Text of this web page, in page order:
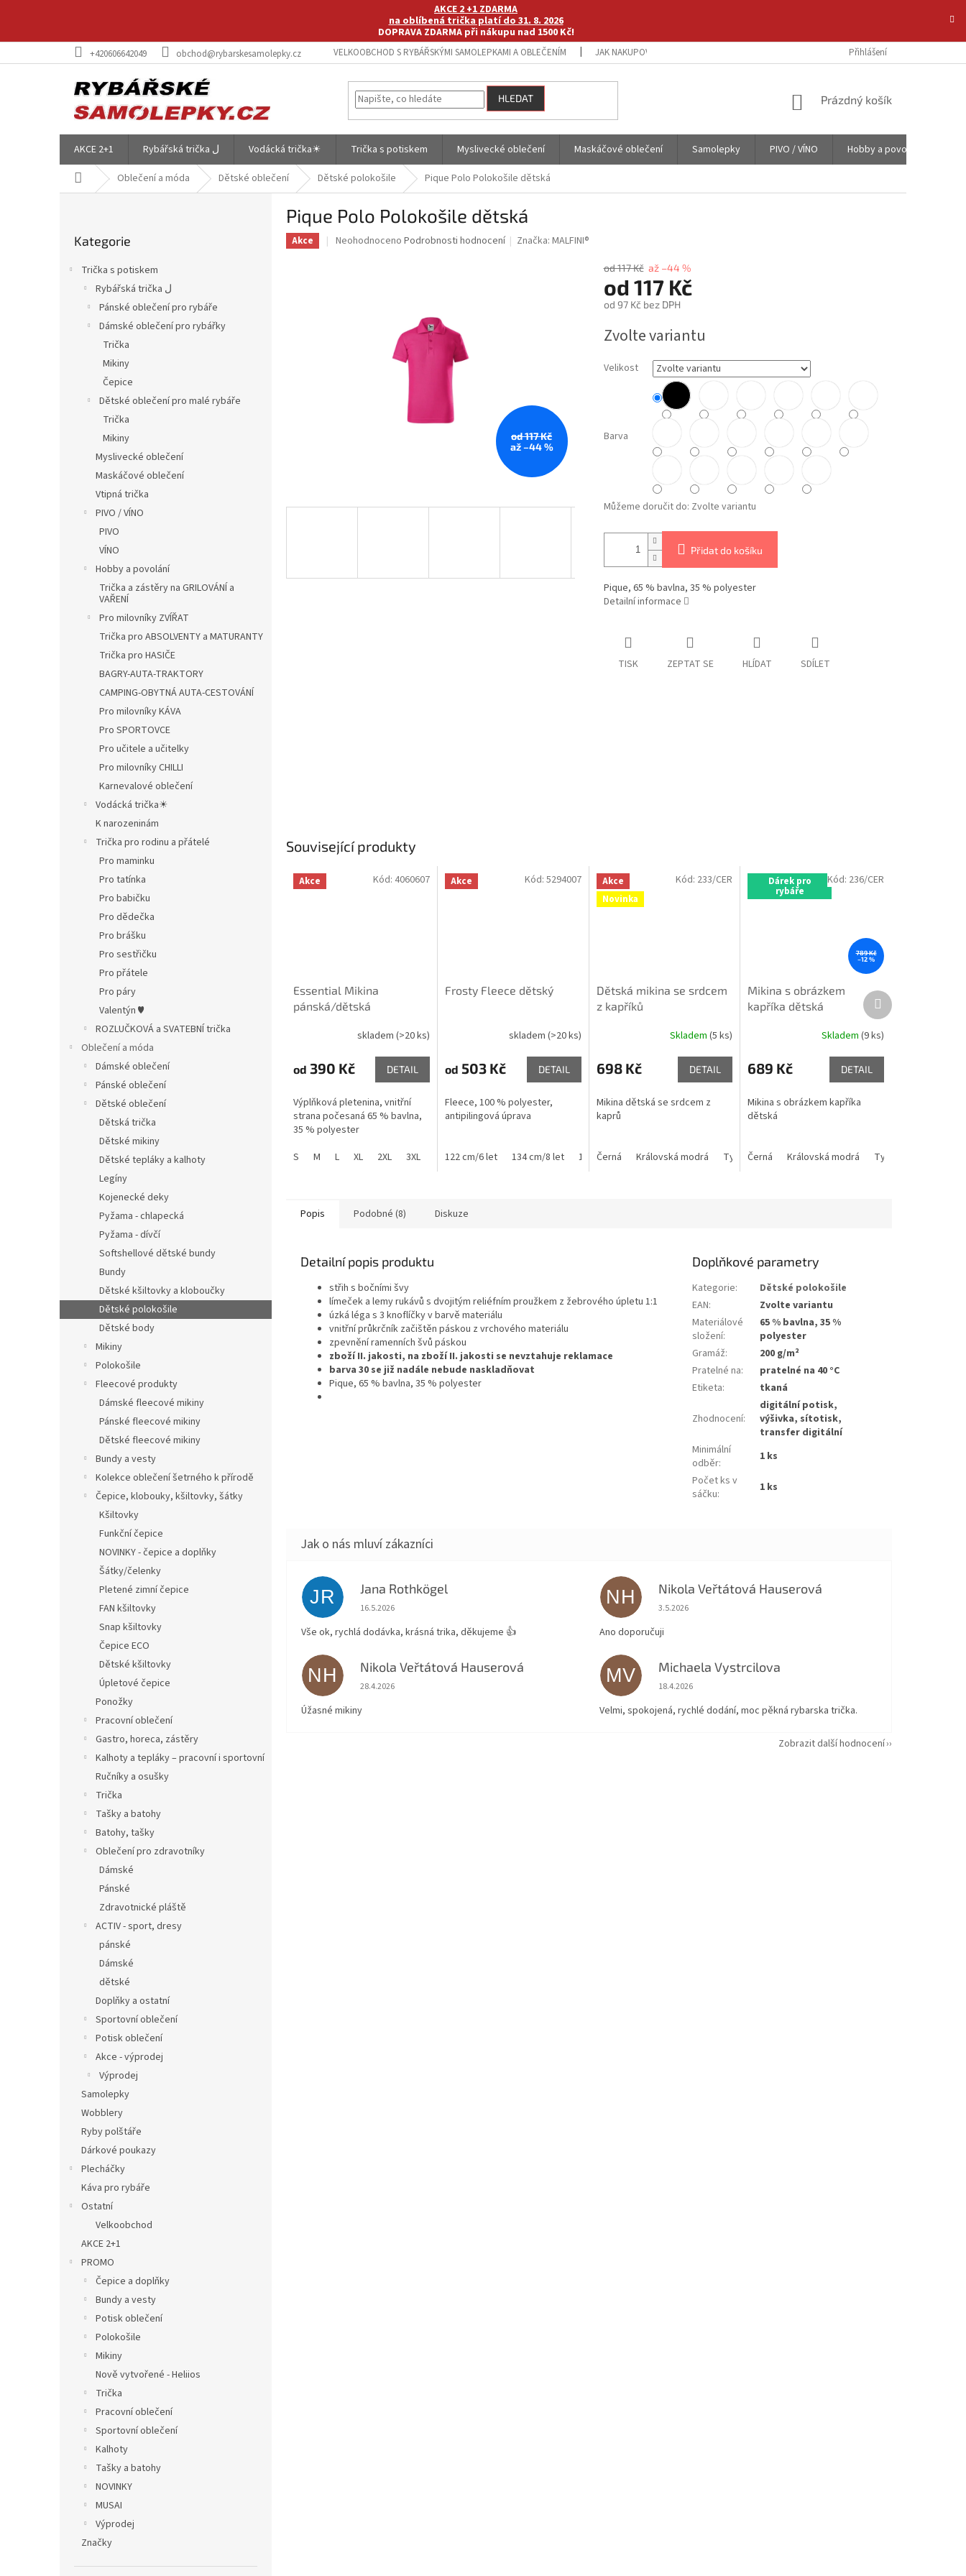
AKCE 2 +1 ZDARMA
na oblíbená trička platí do 31. 8. 2026
DOPRAVA ZDARMA při nákupu nad 1500 Kč!
+420606642049 obchod@rybarskesamolepky.cz VELKOOBCHOD S RYBÁŘSKÝMI SAMOLEPKAMI A OBLEČENÍM JAK NAKUPOVAT NA E-SHOPU POTISK TEXTILU NA ZAKÁZKUPřihlášení
HLEDAT
NÁKUPNÍ
Prázdný košík
AKCE 2+1 Rybářská trička ل Vodácká trička☀ Trička s potiskem Myslivecké oblečení Maskáčové oblečení Samolepky PIVO / VÍNO Hobby a povolání
Domů Oblečení a móda Dětské oblečení Dětské polokošile Pique Polo Polokošile dětská
kategorie
Kategorie
Trička s potiskem
Rybářská trička ل
Pánské oblečení pro rybáře
Dámské oblečení pro rybářky
Trička
Mikiny
Čepice
Dětské oblečení pro malé rybáře
Trička
Mikiny
Myslivecké oblečení
Maskáčové oblečení
Vtipná trička
PIVO / VÍNO
PIVO
VÍNO
Hobby a povolání
Trička a zástěry na GRILOVÁNÍ a
VAŘENÍ
Pro milovníky ZVÍŘAT
Trička pro ABSOLVENTY a MATURANTY
Trička pro HASIČE
BAGRY-AUTA-TRAKTORY
CAMPING-OBYTNÁ AUTA-CESTOVÁNÍ
Pro milovníky KÁVA
Pro SPORTOVCE
Pro učitele a učitelky
Pro milovníky CHILLI
Karnevalové oblečení
Vodácká trička☀
K narozeninám
Trička pro rodinu a přátelé
Pro maminku
Pro tatínka
Pro babičku
Pro dědečka
Pro brášku
Pro sestřičku
Pro přátele
Pro páry
Valentýn ♥
ROZLUČKOVÁ a SVATEBNÍ trička
Oblečení a móda
Dámské oblečení
Pánské oblečení
Dětské oblečení
Dětská trička
Dětské mikiny
Dětské tepláky a kalhoty
Legíny
Kojenecké deky
Pyžama - chlapecká
Pyžama - dívčí
Softshellové dětské bundy
Bundy
Dětské kšiltovky a kloboučky
Dětské polokošile
Dětské body
Mikiny
Polokošile
Fleecové produkty
Dámské fleecové mikiny
Pánské fleecové mikiny
Dětské fleecové mikiny
Bundy a vesty
Kolekce oblečení šetrného k přírodě
Čepice, klobouky, kšiltovky, šátky
Kšiltovky
Funkční čepice
NOVINKY - čepice a doplňky
Šátky/čelenky
Pletené zimní čepice
FAN kšiltovky
Snap kšiltovky
Čepice ECO
Dětské kšiltovky
Úpletové čepice
Ponožky
Pracovní oblečení
Gastro, horeca, zástěry
Kalhoty a tepláky – pracovní i sportovní
Ručníky a osušky
Trička
Tašky a batohy
Batohy, tašky
Oblečení pro zdravotníky
Dámské
Pánské
Zdravotnické pláště
ACTIV - sport, dresy
pánské
Dámské
dětské
Doplňky a ostatní
Sportovní oblečení
Potisk oblečení
Akce - výprodej
Výprodej
Samolepky
Wobblery
Ryby polštáře
Dárkové poukazy
Plecháčky
Káva pro rybáře
Ostatní
Velkoobchod
AKCE 2+1
PROMO
Čepice a doplňky
Bundy a vesty
Potisk oblečení
Polokošile
Mikiny
Nově vytvořené - Heliios
Trička
Pracovní oblečení
Sportovní oblečení
Kalhoty
Tašky a batohy
NOVINKY
MUSAI
Výprodej
Značky
Pique Polo Polokošile dětská
Akce
Průměrné
Neohodnoceno Podrobnosti hodnocení Značka:MALFINI®
od 117 Kč
až –44 %
od 117 Kč až –44 %
od 117 Kč
od 97 Kčbez DPH
cena:
Zvolte variantu
Velikost
Barva
Můžeme doručit do: Zvolte variantu
Přidat do košíku
Pique, 65 % bavlna, 35 % polyester
Detailní informace
TISK ZEPTAT SE HLÍDAT SDÍLET
Související produkty
Akce
Essential Mikina
pánská/dětská
skladem (>20 ks)
od 390 Kč DETAIL
Výplňková pletenina, vnitřní
strana počesaná 65 % bavlna,
35 % polyester
S
M L XL 2XL 3XL 4XL 146 cm/10 let 158 cm/12 let
Kód: 4060607 Akce
Frosty Fleece dětský
skladem (>20 ks)
od 503 Kč DETAIL
Fleece, 100 % polyester,
antipilingová úprava
122 cm/6 let 134 cm/8 let 146 cm/10 let 158 cm/12 let
Kód: 5294007
Akce
Novinka
Dětská mikina se srdcem
z kapříků
Skladem(5 ks)
698 Kč DETAIL
Mikina dětská se srdcem z
kaprů
Černá Královská modrá Tyrkysová modrá Červená Šedý melír
Kód: 233/CER Dárek pro
rybáře
789 Kč
–12 %
Mikina s obrázkem
kapříka dětská
Skladem (9 ks)
689 Kč DETAIL
Mikina s obrázkem kapříka
dětská
Černá Královská modrá Tyrkysová modrá
Kód: 236/CER
Další
produkt
Popis Podobné (8) Diskuze
Detailní popis produktu
střih s bočními švy
límeček a lemy rukávů s dvojitým reliéfním proužkem z žebrového úpletu 1:1
úzká léga s 3 knoflíčky v barvě materiálu
vnitřní průkrčník začištěn páskou z vrchového materiálu
zpevnění ramenních švů páskou
zboží II. jakosti, na zboží II. jakosti se nevztahuje reklamace
barva 30 se již nadále nebude naskladňovat
Pique, 65 % bavlna, 35 % polyester
Doplňkové parametry
Kategorie:
Dětské polokošile
EAN:
Zvolte variantu
Materiálové
složení:
65 % bavlna, 35 %
polyester
Gramáž:
200 g/m²
Pratelné na:
pratelné na 40 °C
Etiketa: tkaná
Zhodnocení:
digitální potisk,
výšivka, sítotisk,
transfer digitální
Minimální
odběr:
1 ks
Počet ks v
sáčku: 1 ks
JR Jana Rothkögel
Hodnocení obchodu je 5 z 5 hvězdiček.
16.5.2026
Vše ok, rychlá dodávka, krásná trika, děkujeme 👍
NH Nikola Veřtátová Hauserová
Hodnocení obchodu je 5 z 5 hvězdiček.
3.5.2026
Ano doporučuji
NH Nikola Veřtátová Hauserová
Hodnocení obchodu je 5 z 5 hvězdiček.
28.4.2026
Úžasné mikiny
MV Michaela Vystrcilova
Hodnocení obchodu je 5 z 5 hvězdiček.
18.4.2026
Velmi, spokojená, rychlé dodání, moc pěkná rybarska trička.
Zobrazit další hodnocení